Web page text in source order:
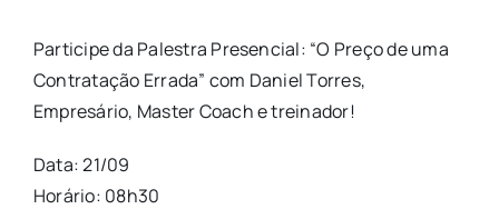
Participe da Palestra Presencial: “O Preço de uma
Contratação Errada” com Daniel Torres,
Empresário, Master Coach e treinador!
Data: 21/09
Horário: 08h30